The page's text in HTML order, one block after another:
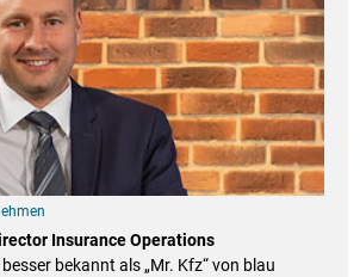
Insurance Operations
bekannt als „Mr. Kfz“ von blau